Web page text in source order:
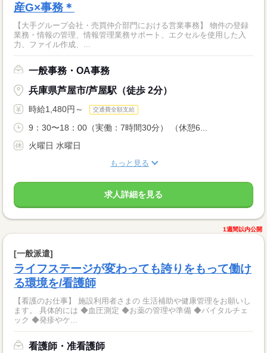
産G×事務＊
【大手グループ会社・売買仲介部門における営業事務】 物件の登録
業務・情報の管理、情報管理業務サポート、エクセルを使用した入
力、ファイル作成、...
一般事務・OA事務
兵庫県芦屋市/芦屋駅（徒歩 2分）
時給1,480円～ 交通費全額支給
9：30〜18：00（実働：7時間30分） （休憩6...
火曜日 水曜日
もっと見る
求人詳細を見る
1週間以内公開
[一般派遣]
ライフステージが変わっても誇りをもって働け
る環境を/看護師
【看護のお仕事】 施設利用者さまの 生活補助や健康管理をお願いし
ます。 具体的には ◆血圧測定 ◆お薬の管理や準備 ◆バイタルチェ
ック ◆発疹やケ...
看護師・准看護師